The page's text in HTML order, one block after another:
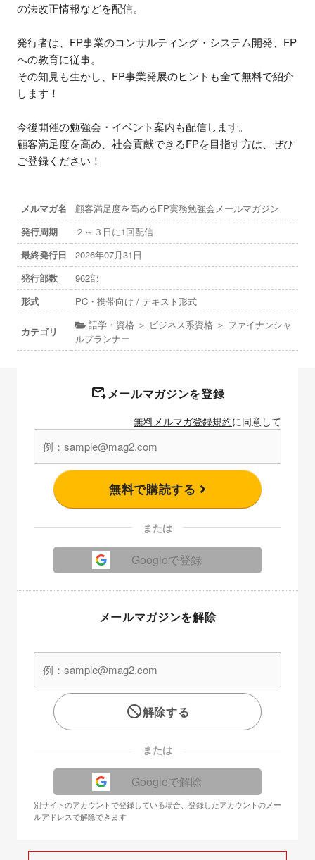
の法改正情報などを配信。
発行者は、FP事業のコンサルティング・システム開発、FP
への教育に従事。
その知見も生かし、FP事業発展のヒントも全て無料で紹介
します！
今後開催の勉強会・イベント案内も配信します。
顧客満足度を高め、社会貢献できるFPを目指す方は、ぜひ
ご登録ください！
メルマガ名
顧客満足度を高めるFP実務勉強会メールマガジン
発行周期
２～３日に1回配信
最終発行日
2026年07月31日
発行部数
962部
形式
PC・携帯向け / テキスト形式
カテゴリ
語学・資格 ＞ ビジネス系資格 ＞ ファイナンシャ
ルプランナー
メールマガジンを登録
無料メルマガ登録規約に同意して
無料で購読する
または
Googleで登録
メールマガジンを解除
解除する
または
Googleで解除
別サイトのアカウントで登録している場合、登録したアカウントのメー
ルアドレスで解除できます